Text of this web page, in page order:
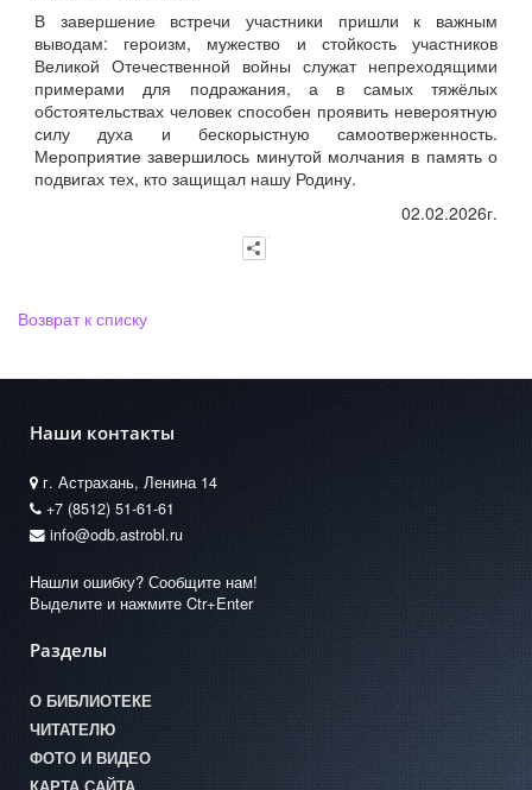
В завершение встречи участники пришли к важным
выводам: героизм, мужество и стойкость участников
Великой Отечественной войны служат непреходящими
примерами для подражания, а в самых тяжёлых
обстоятельствах человек способен проявить невероятную
силу духа и бескорыстную самоотверженность.
Мероприятие завершилось минутой молчания в память о
подвигах тех, кто защищал нашу Родину.
02.02.2026г.
Возврат к списку
Наши контакты
г. Астрахань, Ленина 14
+7 (8512) 51-61-61
info@odb.astrobl.ru
Нашли ошибку? Сообщите нам!
Выделите и нажмите Ctr+Enter
Разделы
О БИБЛИОТЕКЕ
ЧИТАТЕЛЮ
ФОТО И ВИДЕО